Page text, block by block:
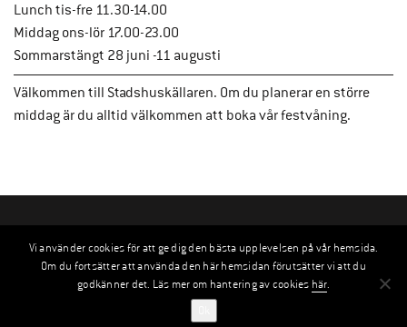
Lunch tis-fre 11.30-14.00
Middag ons-lör 17.00-23.00
Sommarstängt 28 juni -11 augusti
Välkommen till Stadshuskällaren. Om du planerar en större
middag är du alltid välkommen att boka vår festvåning.
Vi använder cookies för att ge dig den bästa upplevelsen på vår hemsida.
Om du fortsätter att använda den här hemsidan förutsätter vi att du
godkänner det. Läs mer om hantering av cookies här.